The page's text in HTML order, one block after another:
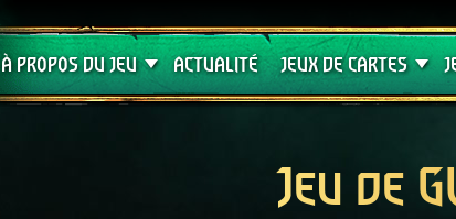
À PROPOS DU JEU
Assistance
ACTUALITÉ JEUX DE CARTES
Crimson Curse
Jeu de